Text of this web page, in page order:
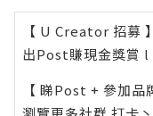
【 U Creator 招募 】
出Post賺現金獎賞 l
【 睇Post + 參加品